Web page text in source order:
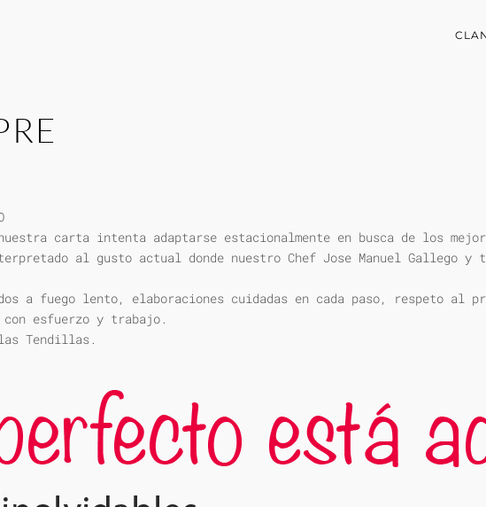
carta intenta adaptarse estacionalmente en busca de los
al gusto actual donde nuestro Chef Jose Manuel Gallego
a fuego lento, elaboraciones cuidadas en cada paso, respeto al
esfuerzo y trabajo.
Tendillas.